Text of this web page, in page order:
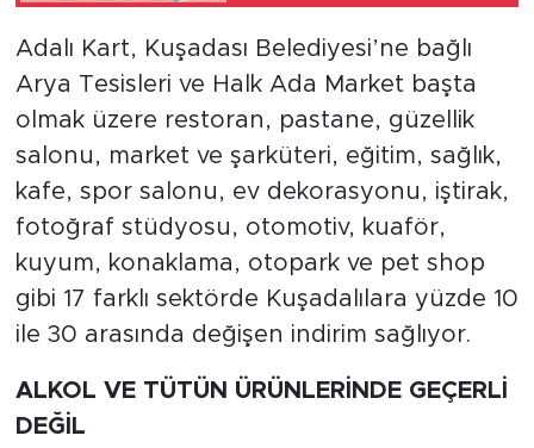
Adalı Kart, Kuşadası Belediyesi’ne bağlı
Arya Tesisleri ve Halk Ada Market başta
olmak üzere restoran, pastane, güzellik
salonu, market ve şarküteri, eğitim, sağlık,
kafe, spor salonu, ev dekorasyonu, iştirak,
fotoğraf stüdyosu, otomotiv, kuaför,
kuyum, konaklama, otopark ve pet shop
gibi 17 farklı sektörde Kuşadalılara yüzde 10
ile 30 arasında değişen indirim sağlıyor.
ALKOL VE TÜTÜN ÜRÜNLERİNDE GEÇERLİ
DEĞİL